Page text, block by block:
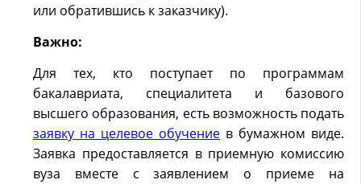
или обратившись к заказчику).
Важно:
Для тех, кто поступает по программам
бакалавриата, специалитета и базового
высшего образования, есть возможность подать
заявку на целевое обучение в бумажном виде.
Заявка предоставляется в приемную комиссию
вуза вместе с заявлением о приеме на